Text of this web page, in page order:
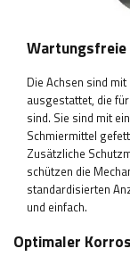
Wartungsfreie
Die Achsen sind
ausgestattet, die
sind. Sie sind mit
Schmiermittel
Zusätzliche
schützen die
standardisierten
und einfach.
Optimaler